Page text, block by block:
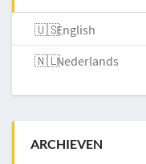
English
Nederlands
ARCHIEVEN